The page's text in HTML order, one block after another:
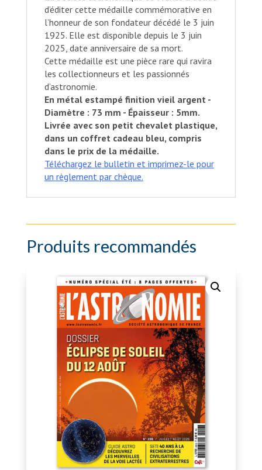
d’éditer cette médaille commémorative en
l’honneur de son fondateur décédé le 3 juin
1925. Elle est disponible depuis le 3 juin
2025, date anniversaire de sa mort.
Cette médaille est une pièce rare qui ravira
les collectionneurs et les passionnés
d’astronomie.
En métal estampé finition vieil argent -
Diamètre : 73 mm - Épaisseur : 5mm.
Livrée avec son petit chevalet plastique,
dans un coffret cadeau bleu, compris
dans le prix de la médaille.
Téléchargez le bulletin et imprimez-le pour
un règlement par chèque.
Produits recommandés